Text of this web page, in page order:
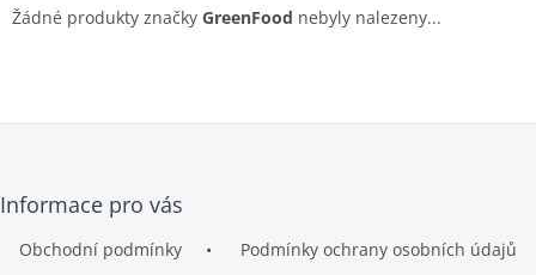
Žádné produkty značky GreenFood nebyly nalezeny...
á
Informace pro vás
Obchodní podmínky Podmínky ochrany osobních údajů